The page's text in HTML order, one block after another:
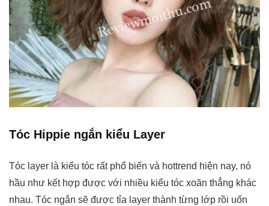
Tóc Hippie ngắn kiểu Layer
Tóc layer là kiểu tóc rất phổ biến và hottrend hiện nay, nó
hầu như kết hợp được với nhiều kiểu tóc xoăn thẳng khác
nhau. Tóc ngắn sẽ được tỉa layer thành từng lớp rồi uốn